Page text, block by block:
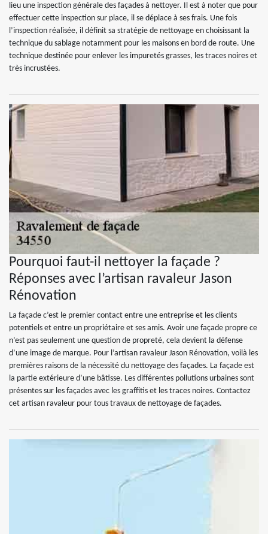
lieu une inspection générale des façades à nettoyer. Il est à noter que pour
effectuer cette inspection sur place, il se déplace à ses frais. Une fois
l’inspection réalisée, il définit sa stratégie de nettoyage en choisissant la
technique du sablage notamment pour les maisons en bord de route. Une
technique destinée pour enlever les impuretés grasses, les traces noires et
très incrustées.
Pourquoi faut-il nettoyer la façade ?
Réponses avec l’artisan ravaleur Jason
Rénovation
La façade c’est le premier contact entre une entreprise et les clients
potentiels et entre un propriétaire et ses amis. Avoir une façade propre ce
n’est pas seulement une question de propreté, cela devient la défense
d’une image de marque. Pour l’artisan ravaleur Jason Rénovation, voilà les
premières raisons de la nécessité du nettoyage des façades. La façade est
la partie extérieure d’une bâtisse. Les différentes pollutions urbaines sont
présentes sur les façades avec les graffitis et les traces noires. Contactez
cet artisan ravaleur pour tous travaux de nettoyage de façades.